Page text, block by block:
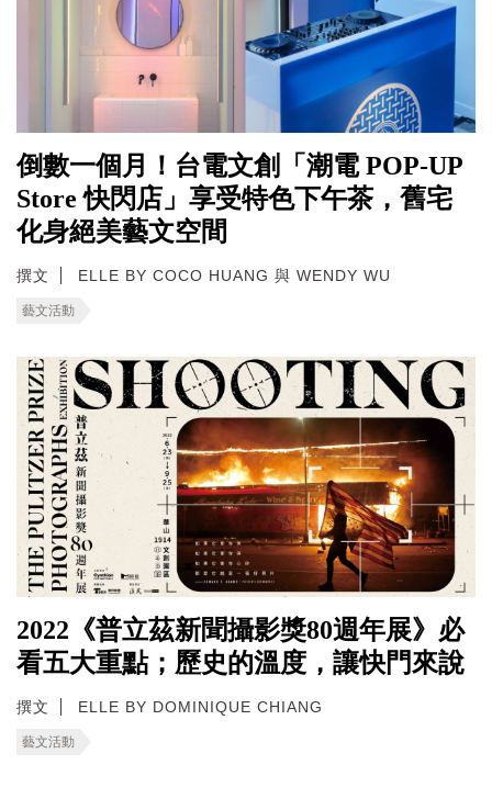
倒數一個月！台電文創「潮電 POP-UP
Store 快閃店」享受特色下午茶，舊宅
化身絕美藝文空間
撰文 ELLE BY COCO HUANG 與 WENDY WU
藝文活動
2022《普立茲新聞攝影獎80週年展》必
看五大重點；歷史的溫度，讓快門來說
撰文 ELLE BY DOMINIQUE CHIANG
藝文活動